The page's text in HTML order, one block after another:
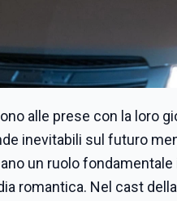
alle prese con la loro
inevitabili sul futuro
un ruolo fondamentale
romantica. Nel cast